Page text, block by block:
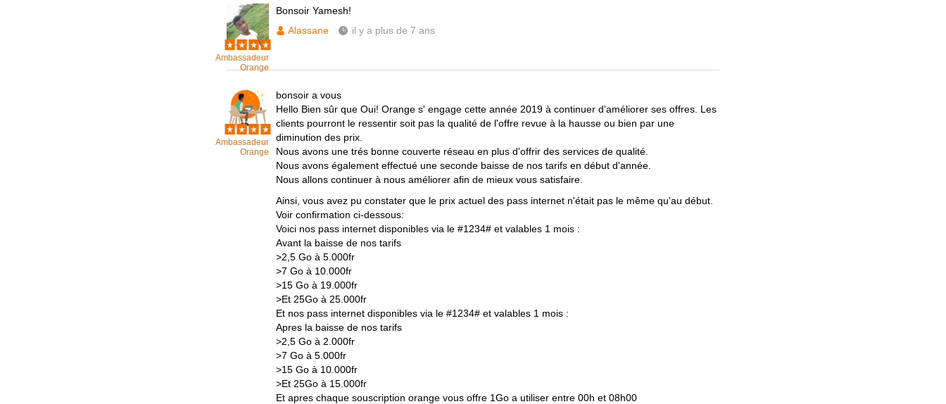
Ambassadeur
Orange
Bonsoir Yamesh!
Alassane
il y a plus de 7 ans
Ambassadeur
Orange
bonsoir a vous
Hello Bien sûr que Oui! Orange s' engage cette année 2019 à continuer d'améliorer ses offres. Les
clients pourront le ressentir soit pas la qualité de l'offre revue à la hausse ou bien par une
diminution des prix.
Nous avons une trés bonne couverte réseau en plus d'offrir des services de qualité.
Nous avons également effectué une seconde baisse de nos tarifs en début d'année.
Nous allons continuer à nous améliorer afin de mieux vous satisfaire.
Ainsi, vous avez pu constater que le prix actuel des pass internet n'était pas le même qu'au début.
Voir confirmation ci-dessous:
Voici nos pass internet disponibles via le #1234# et valables 1 mois :
Avant la baisse de nos tarifs
>2,5 Go à 5.000fr
>7 Go à 10.000fr
>15 Go à 19.000fr
>Et 25Go à 25.000fr
Et nos pass internet disponibles via le #1234# et valables 1 mois :
Apres la baisse de nos tarifs
>2,5 Go à 2.000fr
>7 Go à 5.000fr
>15 Go à 10.000fr
>Et 25Go à 15.000fr
Et apres chaque souscription orange vous offre 1Go a utiliser entre 00h et 08h00